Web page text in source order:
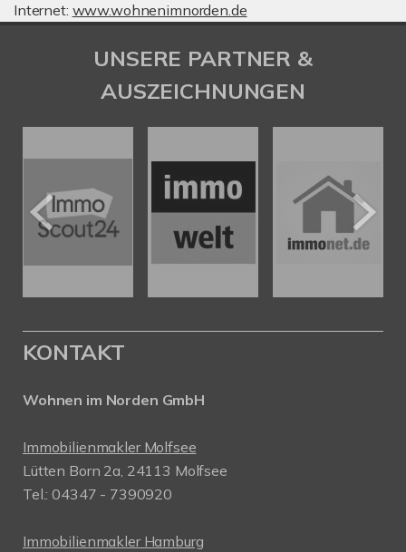
Internet: www.wohnenimnorden.de
UNSERE PARTNER &
AUSZEICHNUNGEN
KONTAKT
Wohnen im Norden GmbH
Immobilienmakler Molfsee
Lütten Born 2a, 24113 Molfsee
Tel.: 04347 - 7390920
Immobilienmakler Hamburg